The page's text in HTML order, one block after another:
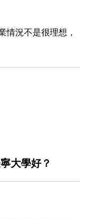
情況不是很理想，
大學好？